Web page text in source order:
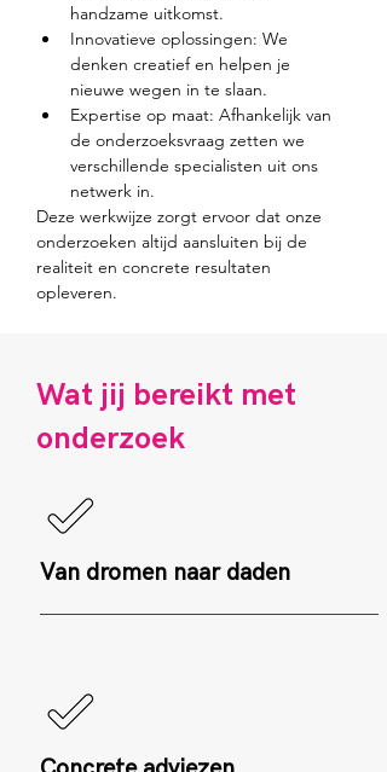
handzame uitkomst.
Innovatieve oplossingen: We
denken creatief en helpen je
nieuwe wegen in te slaan.
Expertise op maat: Afhankelijk van
de onderzoeksvraag zetten we
verschillende specialisten uit ons
netwerk in.
Deze werkwijze zorgt ervoor dat onze
onderzoeken altijd aansluiten bij de
realiteit en concrete resultaten
opleveren.
Wat jij bereikt met
onderzoek
Van dromen naar daden